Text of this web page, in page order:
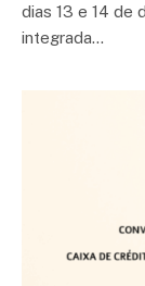
dias 13 e 14 de
integrada…